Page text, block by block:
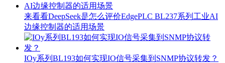
来看看DeepSeek是怎么评价EdgePLC BL237系列工业AI
边缘控制器的适用场景
IOy系列BL193如何实现IO信号采集到SNMP协议转发？